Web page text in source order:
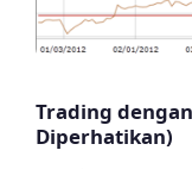
Trading
Diperhatikan)